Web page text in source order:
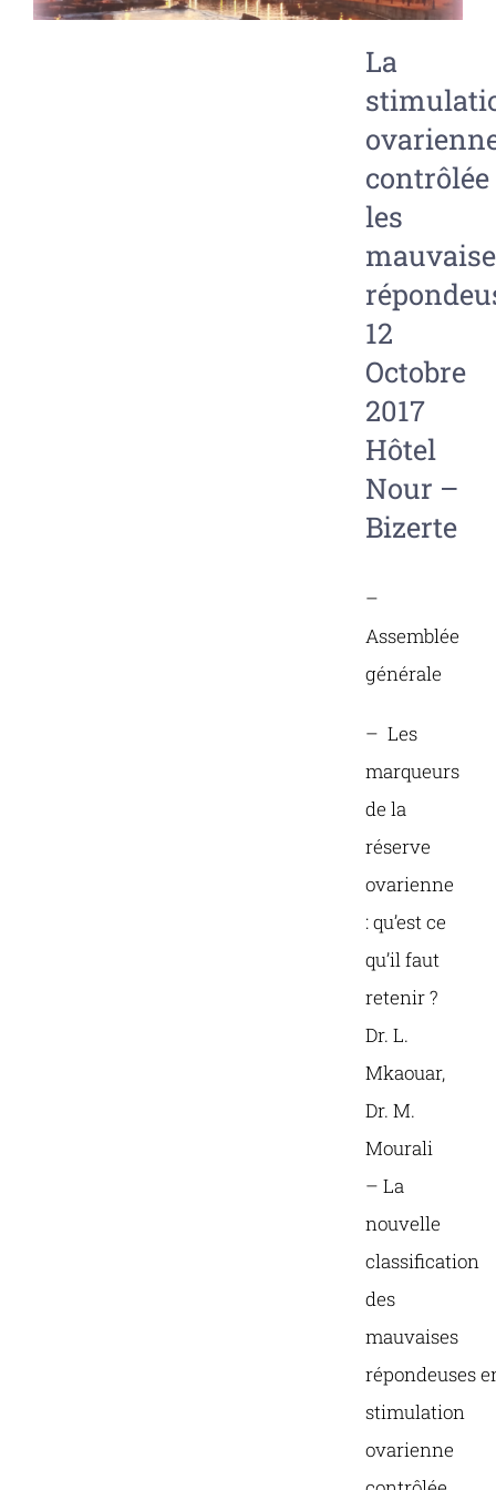
La
contrôlée
les
12
Octobre
2017
Hôtel
Nour –
Bizerte
–
Assemblée
générale
– Les
marqueurs
de la
réserve
ovarienne
: qu’est ce
qu’il faut
retenir ?
Dr. L.
Mkaouar,
Dr. M.
Mourali
– La
nouvelle
classification
des
mauvaises
répondeuses
stimulation
ovarienne